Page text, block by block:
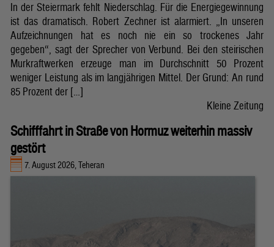
In der Steiermark fehlt Niederschlag. Für die Energiegewinnung
ist das dramatisch. Robert Zechner ist alarmiert. „In unseren
Aufzeichnungen hat es noch nie ein so trockenes Jahr
gegeben“, sagt der Sprecher von Verbund. Bei den steirischen
Murkraftwerken erzeuge man im Durchschnitt 50 Prozent
weniger Leistung als im langjährigen Mittel. Der Grund: An rund
85 Prozent der […]
Kleine Zeitung
Schifffahrt in Straße von Hormuz weiterhin massiv
gestört
7. August 2026, Teheran